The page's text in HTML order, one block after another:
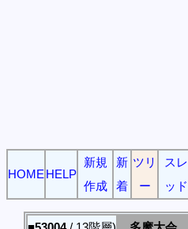
HOME HELP
新規
作成
新
着
ツリ
ー
スレ
ッド